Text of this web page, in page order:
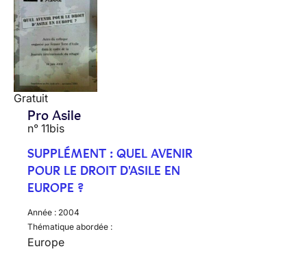
Gratuit
Pro Asile
n° 11bis
SUPPLÉMENT : QUEL AVENIR
POUR LE DROIT D'ASILE EN
EUROPE ?
Année : 2004
Thématique abordée :
Europe